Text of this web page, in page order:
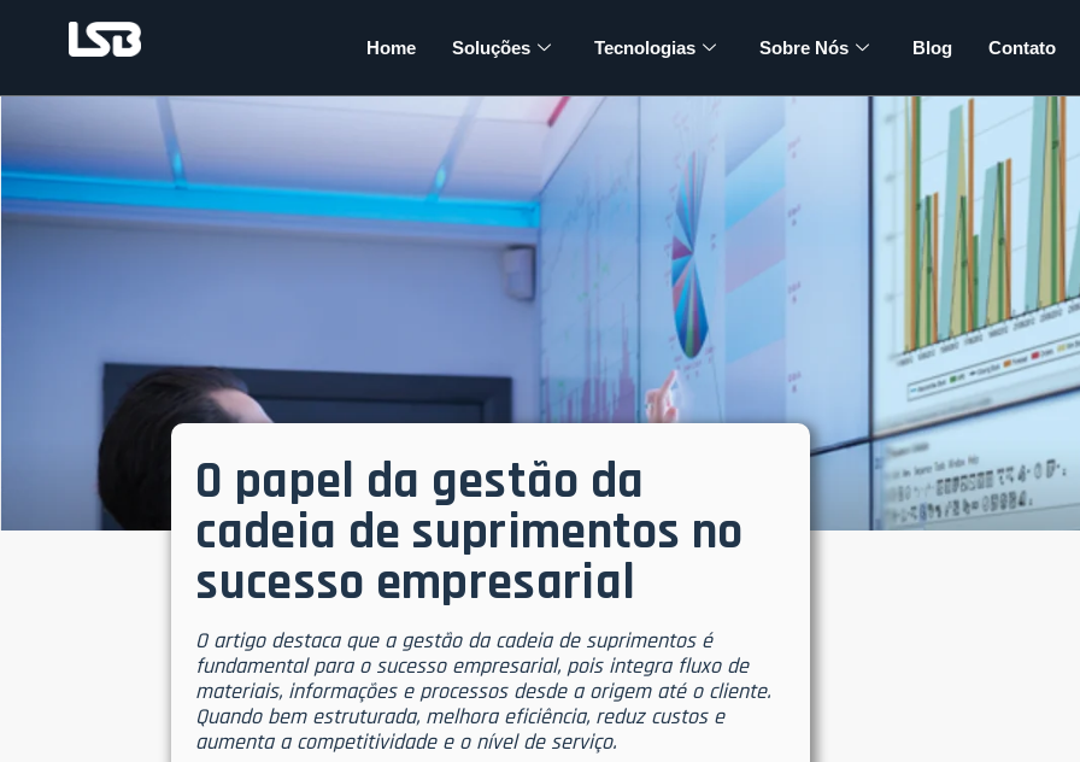
Home Soluções Tecnologias Sobre Nós Blog Contato
O papel da gestão da
cadeia de suprimentos no
sucesso empresarial
O artigo destaca que a gestão da cadeia de suprimentos é
fundamental para o sucesso empresarial, pois integra fluxo de
materiais, informações e processos desde a origem até o cliente.
Quando bem estruturada, melhora eficiência, reduz custos e
aumenta a competitividade e o nível de serviço.